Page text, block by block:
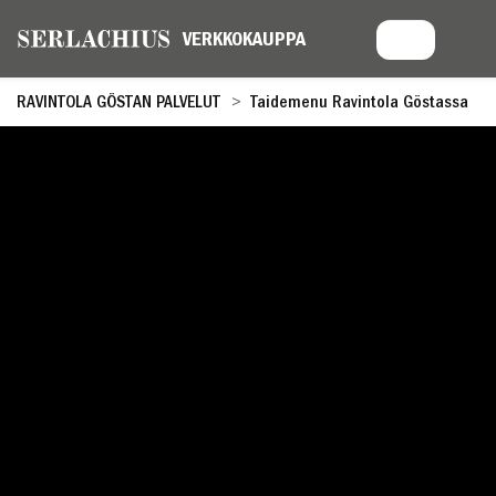
RAVINTOLA GÖSTAN PALVELUT Taidemenu Ravintola Göstassa